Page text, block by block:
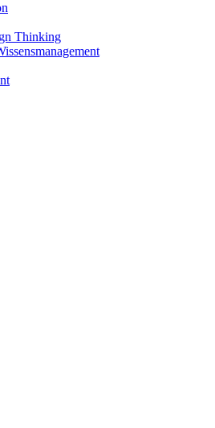
Thinking